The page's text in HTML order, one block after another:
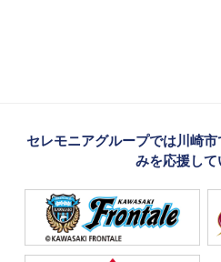
セレモニアグループでは川崎
みを応援して